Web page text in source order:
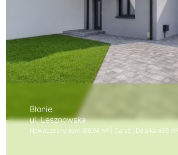
Błonie
ul. Lesznowska
Nowoczesny dom 166,94 m² | Garaż | Działka 486 m²